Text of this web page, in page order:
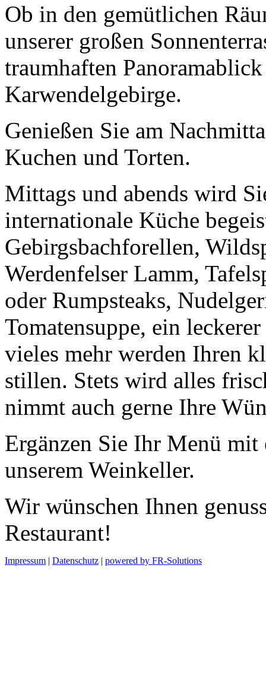
Ob in den gemütlichen
unserer großen
traumhaften
Karwendelgebirge.
Genießen Sie am
Kuchen und Torten.
Mittags und abends wird
internationale Küche
Gebirgsbachforellen,
Werdenfelser Lamm,
oder Rumpsteaks,
Tomatensuppe, ein
vieles mehr werden Ihren
stillen. Stets wird alles
nimmt auch gerne Ihre
Ergänzen Sie Ihr Menü mit
unserem Weinkeller.
Wir wünschen Ihnen
Restaurant!
Impressum | Datenschutz | powered by FR-Solutions